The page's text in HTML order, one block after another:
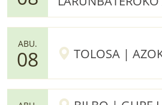
ABU.
08 TOLOSA |